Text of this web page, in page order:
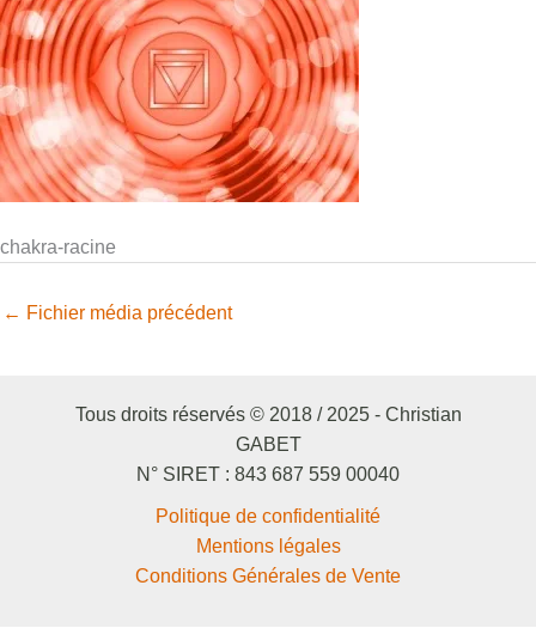
chakra-racine
← Fichier média précédent
Tous droits réservés © 2018 / 2025 - Christian
GABET
N° SIRET : 843 687 559 00040
Politique de confidentialité
Mentions légales
Conditions Générales de Vente